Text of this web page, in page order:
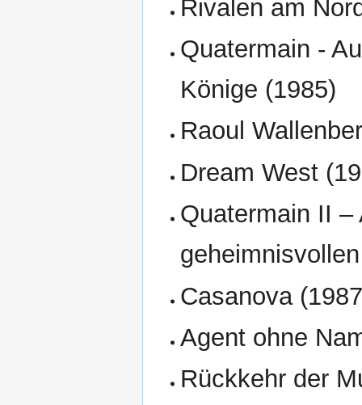
Rivalen am
Quatermain -
Könige (1985)
Raoul
Dream West
Quatermain II
Casanova
Agent ohne
Rückkehr der